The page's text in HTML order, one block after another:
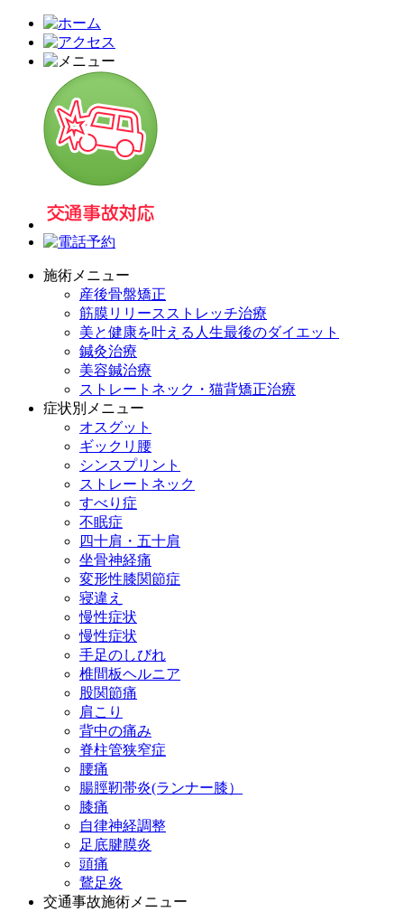
施術メニュー
産後骨盤矯正
筋膜リリースストレッチ治療
美と健康を叶える人生最後のダイエット
鍼灸治療
美容鍼治療
ストレートネック・猫背矯正治療
症状別メニュー
オスグット
ギックリ腰
シンスプリント
ストレートネック
すべり症
不眠症
四十肩・五十肩
坐骨神経痛
変形性膝関節症
寝違え
慢性症状
慢性症状
手足のしびれ
椎間板ヘルニア
股関節痛
肩こり
背中の痛み
脊柱管狭窄症
腰痛
腸脛靭帯炎(ランナー膝）
膝痛
自律神経調整
足底腱膜炎
頭痛
鵞足炎
交通事故施術メニュー